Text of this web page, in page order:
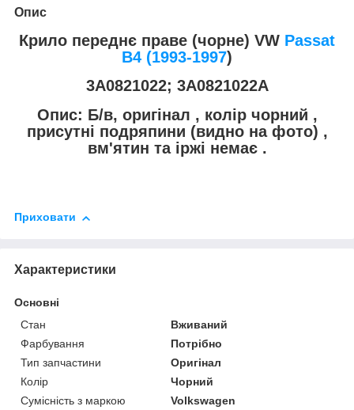
Опис
Крило переднє праве (чорне) VW Passat
B4 (1993-1997)
3A0821022; 3A0821022A
Опис: Б/в, оригінал , колір чорний ,
присутні подряпини (видно на фото) ,
вм'ятин та іржі немає .
Приховати
Характеристики
Основні
Стан
Вживаний
Фарбування
Потрібно
Тип запчастини
Оригінал
Колір
Чорний
Сумісність з маркою
Volkswagen